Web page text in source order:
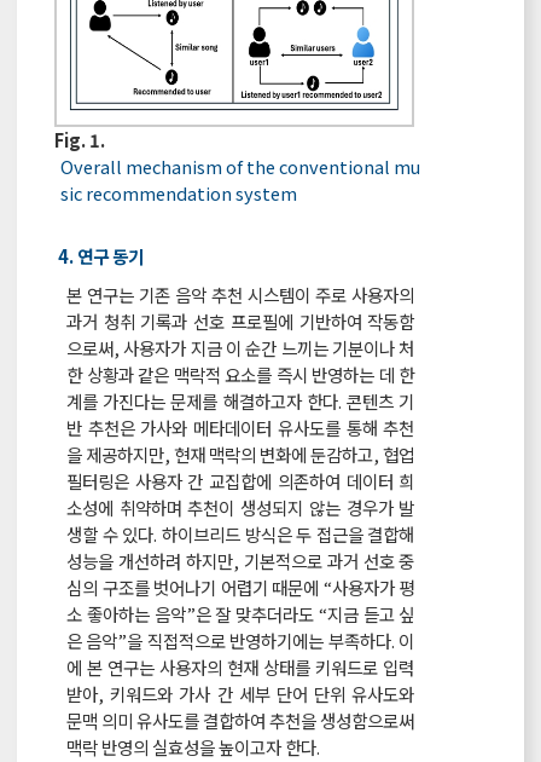
Fig. 1.
Overall mechanism of the conventional mu
sic recommendation system
4. 연구 동기
본 연구는 기존 음악 추천 시스템이 주로 사용자의
과거 청취 기록과 선호 프로필에 기반하여 작동함
으로써, 사용자가 지금 이 순간 느끼는 기분이나 처
한 상황과 같은 맥락적 요소를 즉시 반영하는 데 한
계를 가진다는 문제를 해결하고자 한다. 콘텐츠 기
반 추천은 가사와 메타데이터 유사도를 통해 추천
을 제공하지만, 현재 맥락의 변화에 둔감하고, 협업
필터링은 사용자 간 교집합에 의존하여 데이터 희
소성에 취약하며 추천이 생성되지 않는 경우가 발
생할 수 있다. 하이브리드 방식은 두 접근을 결합해
성능을 개선하려 하지만, 기본적으로 과거 선호 중
심의 구조를 벗어나기 어렵기 때문에 “사용자가 평
소 좋아하는 음악”은 잘 맞추더라도 “지금 듣고 싶
은 음악”을 직접적으로 반영하기에는 부족하다. 이
에 본 연구는 사용자의 현재 상태를 키워드로 입력
받아, 키워드와 가사 간 세부 단어 단위 유사도와
문맥 의미 유사도를 결합하여 추천을 생성함으로써
맥락 반영의 실효성을 높이고자 한다.